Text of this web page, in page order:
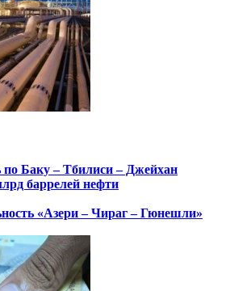
Баку – Тбилиси – Джейхан
баррелей нефти
«Азери – Чираг – Гюнешли»